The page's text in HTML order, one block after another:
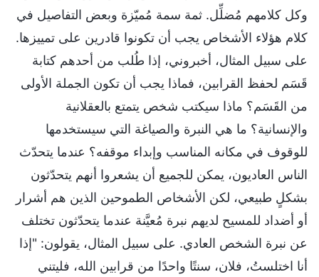
وكل كلامهم مُضلِّل. ثمة سمة مُميّزة وبعض التفاصيل في
كلام هؤلاء الأشخاص يجب أن تكونوا قادرين على تمييزها.
على سبيل المثال، أخبروني، إذا طُلب من أحدهم كتابة
قَسَم لحفظ القرابين، فماذا يجب أن تكون الجملة الأولى
من القَسَم؟ ماذا سيكتب شخص يتمتع بالعقلانية
والإنسانية؟ ما هي النبرة والصياغة التي سيستخدمها
للوقوف في مكانه المناسب وإبداء موقفه؟ عندما يتحدّث
الناس العاديون، يمكن للجميع أن يشعروا أنهم يتحدّثون
بشكلٍ طبيعي، لكن الأشخاص الطموحين الذين هم أشرار
أو أضداد للمسيح لديهم نبرة مُعيَّنة عندما يتحدّثون تختلف
عن نبرة الشخص العادي. على سبيل المثال، يقولون: "إذا
أنا اختلستُ، فلان، سنتًا واحدًا من قرابين الله، فليتني